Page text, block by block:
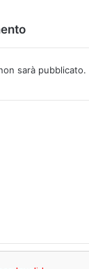
sarà pubblicato.